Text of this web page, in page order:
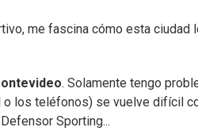
me fascina cómo esta
. Solamente tengo
los teléfonos) se vuelve difícil
Sporting...